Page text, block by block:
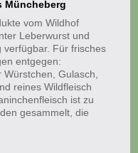
Müncheberg
vom Wildhof
Leberwurst und
verfügbar. Für frisches
entgegen:
Gulasch,
reines Wildfleisch
ist zu
gesammelt, die